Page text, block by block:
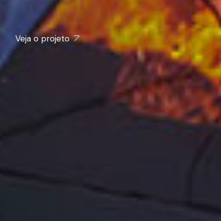
Veja o projeto